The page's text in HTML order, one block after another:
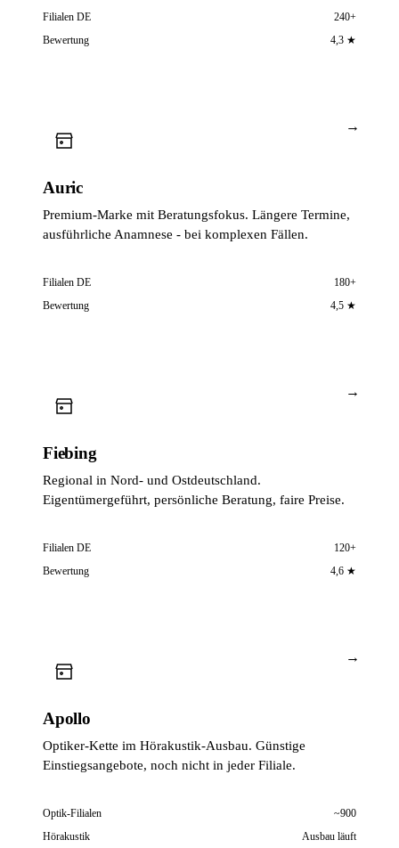
Filialen DE
240+
Bewertung
4,3 ★
→
Auric
Premium-Marke mit Beratungsfokus. Längere Termine,
ausführliche Anamnese - bei komplexen Fällen.
Filialen DE
180+
Bewertung
4,5 ★
→
Fiebing
Regional in Nord- und Ostdeutschland.
Eigentümergeführt, persönliche Beratung, faire Preise.
Filialen DE
120+
Bewertung
4,6 ★
→
Apollo
Optiker-Kette im Hörakustik-Ausbau. Günstige
Einstiegsangebote, noch nicht in jeder Filiale.
Optik-Filialen
~900
Hörakustik
Ausbau läuft